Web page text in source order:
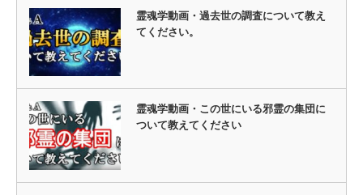
霊魂学動画・過去世の調査について教え
てください。
霊魂学動画・この世にいる邪霊の集団に
ついて教えてください